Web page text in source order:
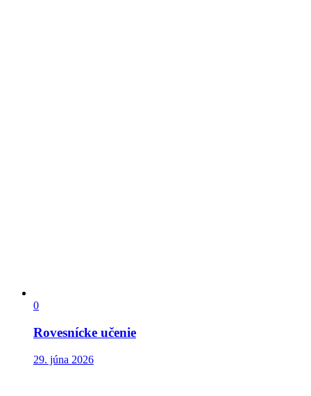
0
Rovesnícke učenie
29. júna 2026